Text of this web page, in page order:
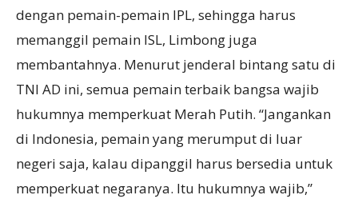
dengan pemain-pemain IPL, sehingga harus
memanggil pemain ISL, Limbong juga
membantahnya. Menurut jenderal bintang satu di
TNI AD ini, semua pemain terbaik bangsa wajib
hukumnya memperkuat Merah Putih. “Jangankan
di Indonesia, pemain yang merumput di luar
negeri saja, kalau dipanggil harus bersedia untuk
memperkuat negaranya. Itu hukumnya wajib,”